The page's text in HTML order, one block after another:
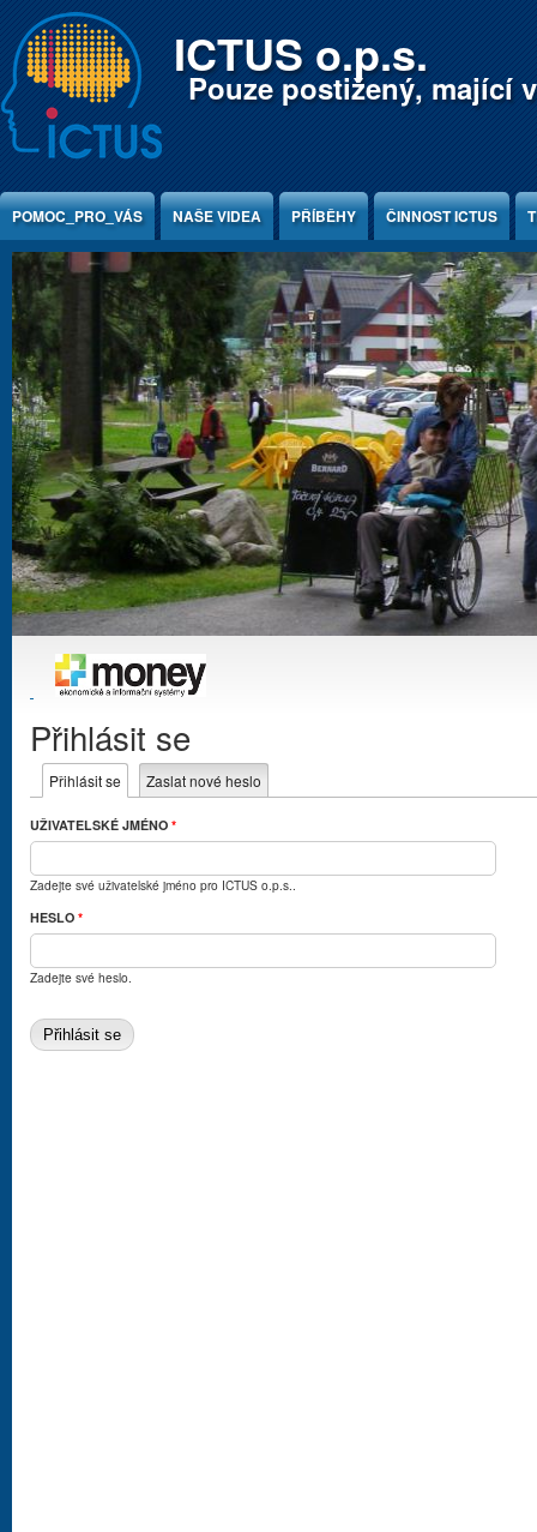
Jump to Content ICTUS o.p.s.
Pouze postižený, mající
POMOC_PRO_VÁS NAŠE VIDEA PŘÍBĚHY ČINNOST ICTUS
Přihlásit se
Hlavní záložky
Přihlásit se (aktivní záložka)
Zaslat nové heslo
UŽIVATELSKÉ JMÉNO *
Zadejte své uživatelské jméno pro ICTUS o.p.s..
HESLO *
Zadejte své heslo.